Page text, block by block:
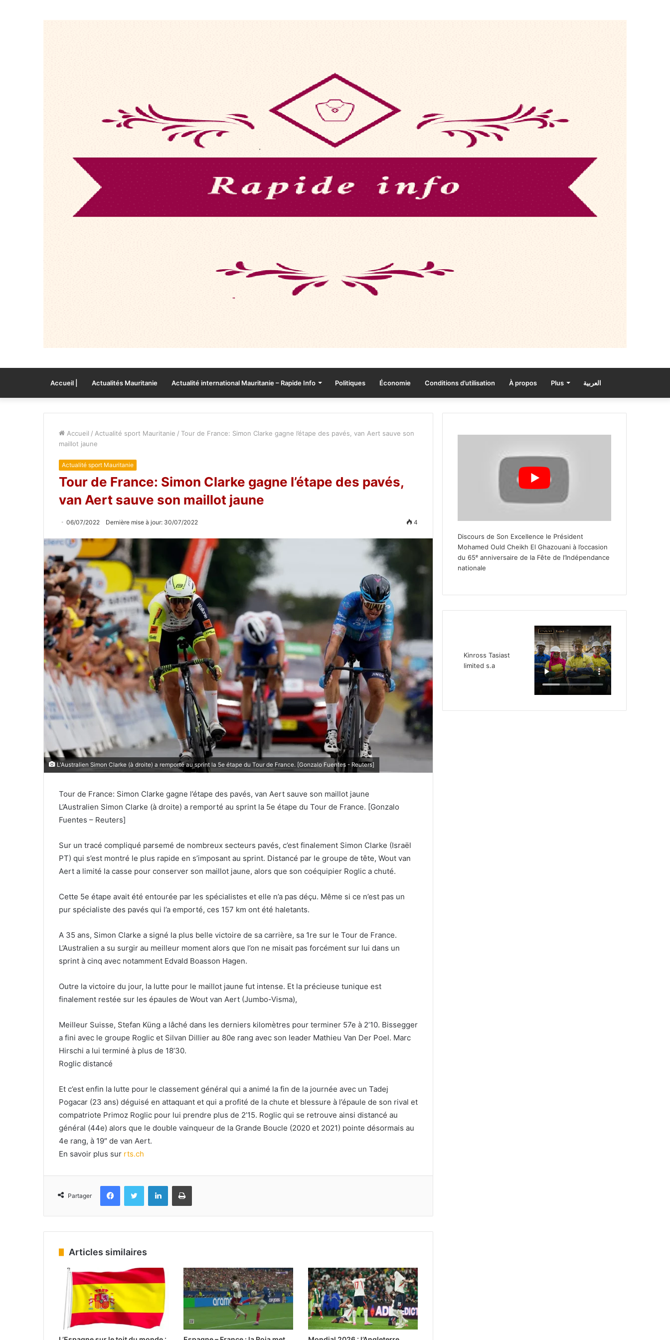
Accueil | Actualités Mauritanie Actualité international Mauritanie – Rapide Info Politiques Économie Conditions d’utilisation À propos Plus العربية
Accueil / Actualité sport Mauritanie / Tour de France: Simon Clarke gagne l’étape des pavés, van Aert sauve son
maillot jaune
Actualité sport Mauritanie
Tour de France: Simon Clarke gagne l’étape des pavés,
van Aert sauve son maillot jaune
06/07/2022 Dernière mise à jour: 30/07/2022 4
L'Australien Simon Clarke (à droite) a remporté au sprint la 5e étape du Tour de France. [Gonzalo Fuentes - Reuters]
Tour de France: Simon Clarke gagne l’étape des pavés, van Aert sauve son maillot jaune
L’Australien Simon Clarke (à droite) a remporté au sprint la 5e étape du Tour de France. [Gonzalo
Fuentes – Reuters]
Sur un tracé compliqué parsemé de nombreux secteurs pavés, c’est finalement Simon Clarke (Israël
PT) qui s’est montré le plus rapide en s’imposant au sprint. Distancé par le groupe de tête, Wout van
Aert a limité la casse pour conserver son maillot jaune, alors que son coéquipier Roglic a chuté.
Cette 5e étape avait été entourée par les spécialistes et elle n’a pas déçu. Même si ce n’est pas un
pur spécialiste des pavés qui l’a emporté, ces 157 km ont été haletants.
A 35 ans, Simon Clarke a signé la plus belle victoire de sa carrière, sa 1re sur le Tour de France.
L’Australien a su surgir au meilleur moment alors que l’on ne misait pas forcément sur lui dans un
sprint à cinq avec notamment Edvald Boasson Hagen.
Outre la victoire du jour, la lutte pour le maillot jaune fut intense. Et la précieuse tunique est
finalement restée sur les épaules de Wout van Aert (Jumbo-Visma),
Meilleur Suisse, Stefan Küng a lâché dans les derniers kilomètres pour terminer 57e à 2’10. Bissegger
a fini avec le groupe Roglic et Silvan Dillier au 80e rang avec son leader Mathieu Van Der Poel. Marc
Hirschi a lui terminé à plus de 18’30.
Roglic distancé
Et c’est enfin la lutte pour le classement général qui a animé la fin de la journée avec un Tadej
Pogacar (23 ans) déguisé en attaquant et qui a profité de la chute et blessure à l’épaule de son rival et
compatriote Primoz Roglic pour lui prendre plus de 2’15. Roglic qui se retrouve ainsi distancé au
général (44e) alors que le double vainqueur de la Grande Boucle (2020 et 2021) pointe désormais au
4e rang, à 19″ de van Aert.
En savoir plus sur rts.ch
Partager
FacebookTwitter LinkedinImprimer
Articles similaires
Discours de Son Excellence le Président
Mohamed Ould Cheikh El Ghazouani à l’occasion
du 65ᵉ anniversaire de la Fête de l’Indépendance
nationale
Kinross Tasiast
limited s.a